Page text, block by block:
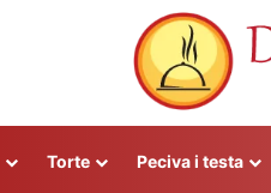
Torte Peciva i testa